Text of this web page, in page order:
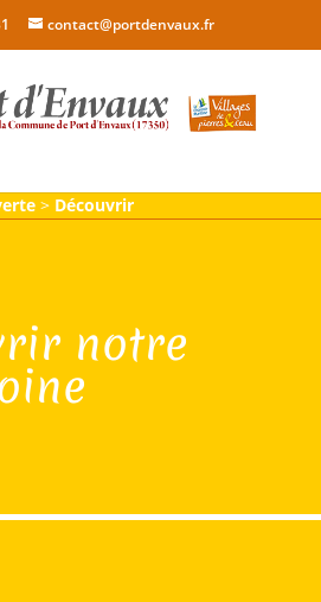
contact@portdenvaux.fr
> Découvrir
notre